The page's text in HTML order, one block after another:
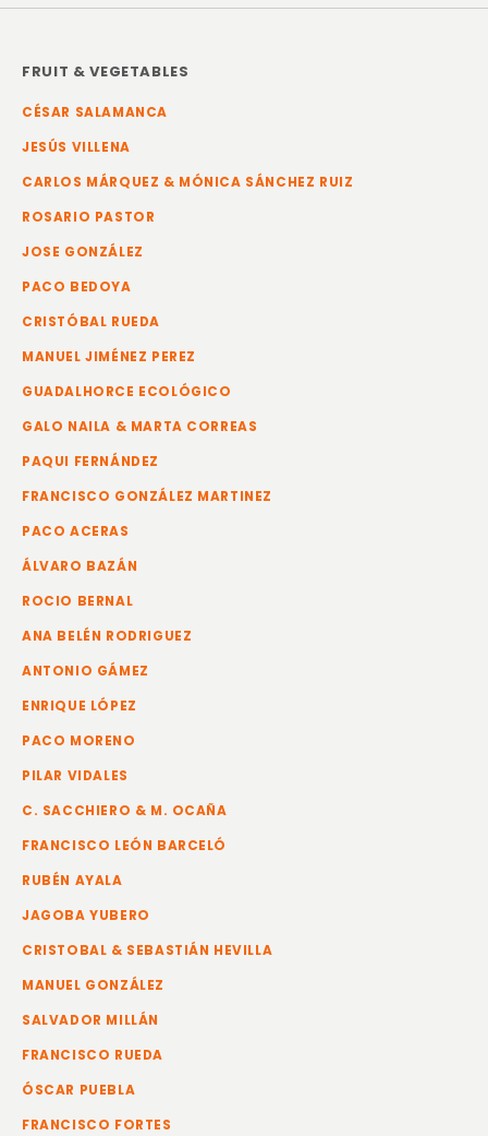
FRUIT & VEGETABLES
CÉSAR SALAMANCA
JESÚS VILLENA
CARLOS MÁRQUEZ & MÓNICA SÁNCHEZ RUIZ
ROSARIO PASTOR
JOSE GONZÁLEZ
PACO BEDOYA
CRISTÓBAL RUEDA
MANUEL JIMÉNEZ PEREZ
GUADALHORCE ECOLÓGICO
GALO NAILA & MARTA CORREAS
PAQUI FERNÁNDEZ
FRANCISCO GONZÁLEZ MARTINEZ
PACO ACERAS
ÁLVARO BAZÁN
ROCIO BERNAL
ANA BELÉN RODRIGUEZ
ANTONIO GÁMEZ
ENRIQUE LÓPEZ
PACO MORENO
PILAR VIDALES
C. SACCHIERO & M. OCAÑA
FRANCISCO LEÓN BARCELÓ
RUBÉN AYALA
JAGOBA YUBERO
CRISTOBAL & SEBASTIÁN HEVILLA
MANUEL GONZÁLEZ
SALVADOR MILLÁN
FRANCISCO RUEDA
ÓSCAR PUEBLA
FRANCISCO FORTES